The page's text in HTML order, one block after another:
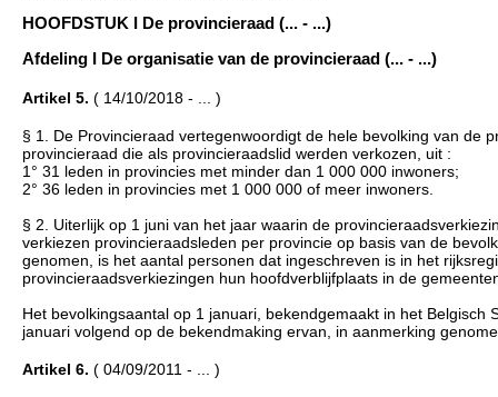
HOOFDSTUK I De provincieraad (... - ...)
Afdeling I De organisatie van de provincieraad (... - ...)
Artikel 5. ( 14/10/2018 - ... )
§ 1. De Provincieraad vertegenwoordigt de hele bevolking van de
provincieraad die als provincieraadslid werden verkozen, uit :
1° 31 leden in provincies met minder dan 1 000 000 inwoners;
2° 36 leden in provincies met 1 000 000 of meer inwoners.
§ 2. Uiterlijk op 1 juni van het jaar waarin de
verkiezen provincieraadsleden per provincie op basis van de
genomen, is het aantal personen dat ingeschreven is in het
provincieraadsverkiezingen hun hoofdverblijfplaats in de
Het bevolkingsaantal op 1 januari, bekendgemaakt in het
januari volgend op de bekendmaking ervan, in aanmerking
Artikel 6. ( 04/09/2011 - ... )